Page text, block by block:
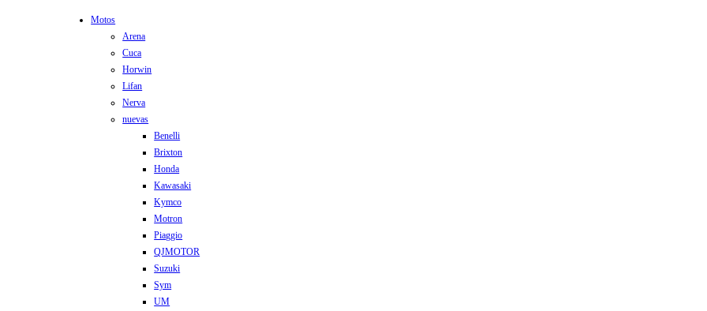
Motos
Arena
Cuca
Horwin
Lifan
Nerva
nuevas
Benelli
Brixton
Honda
Kawasaki
Kymco
Motron
Piaggio
QJMOTOR
Suzuki
Sym
UM